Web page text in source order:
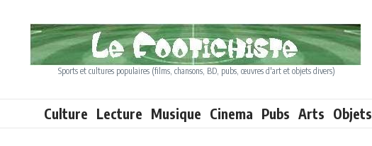
Sports et cultures populaires (films, chansons, BD, pubs, œuvres d'art et objets divers)
Culture Lecture Musique Cinema Pubs Arts Objets